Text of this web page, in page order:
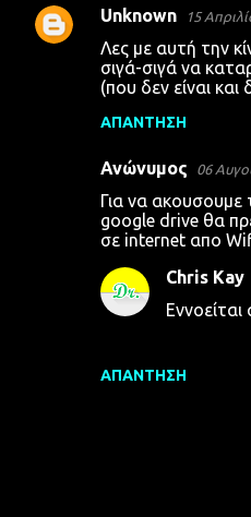
Σ
Unknown 15
Λες με αυτή την
σιγά-σιγά να
(που δεν είναι
ΑΠΆΝΤΗΣΗ
Ανώνυμος 06
Για να ακουσουμε
google drive θα
σε internet απο
ΑΠΆΝΤΗΣΗ
Chris Kay
Εννοείται